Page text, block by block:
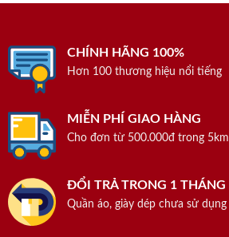
CHÍNH HÃNG 100%
Hơn 100 thương hiệu nổi tiếng
MIỄN PHÍ GIAO HÀNG
Cho đơn từ 500.000đ trong 5km
ĐỔI TRẢ TRONG 1 THÁNG
Quần áo, giày dép chưa sử dụng